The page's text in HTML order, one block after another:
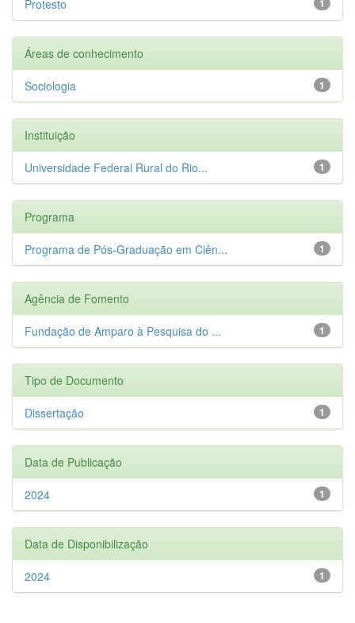
1
Protesto
Áreas de conhecimento
1
Sociologia
Instituição
1
Universidade Federal Rural do Rio...
Programa
1
Programa de Pós-Graduação em Ciên...
Agência de Fomento
1
Fundação de Amparo à Pesquisa do ...
Tipo de Documento
1
Dissertação
Data de Publicação
1
2024
Data de Disponibilização
1
2024